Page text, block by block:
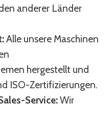
anderer Länder
Alle unsere Maschinen
hergestellt und
ISO-Zertifizierungen.
Service:Wir